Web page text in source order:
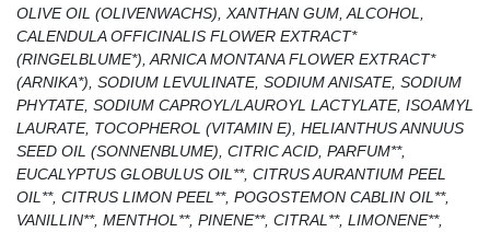
OLIVE OIL (OLIVENWACHS), XANTHAN GUM, ALCOHOL,
CALENDULA OFFICINALIS FLOWER EXTRACT*
(RINGELBLUME*), ARNICA MONTANA FLOWER EXTRACT*
(ARNIKA*), SODIUM LEVULINATE, SODIUM ANISATE, SODIUM
PHYTATE, SODIUM CAPROYL/LAUROYL LACTYLATE, ISOAMYL
LAURATE, TOCOPHEROL (VITAMIN E), HELIANTHUS ANNUUS
SEED OIL (SONNENBLUME), CITRIC ACID, PARFUM**,
EUCALYPTUS GLOBULUS OIL**, CITRUS AURANTIUM PEEL
OIL**, CITRUS LIMON PEEL**, POGOSTEMON CABLIN OIL**,
VANILLIN**, MENTHOL**, PINENE**, CITRAL**, LIMONENE**,